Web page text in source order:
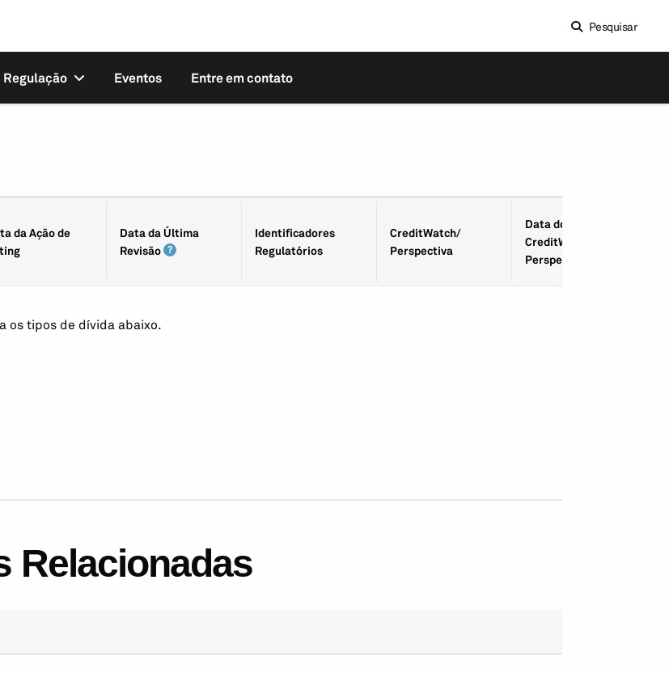
Pesquisar
Regulação Eventos Entre em contato
da Ação de
Data da Última
Revisão
Identifica­dores
Regulatórios
CreditWatch/
Perspectiva
Data do
CreditWatch/
Perspectiva
os tipos de dívida abaixo.
Relacionadas